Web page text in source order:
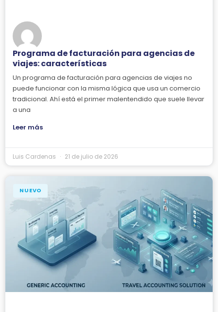
Programa de facturación para agencias de
viajes: características
Un programa de facturación para agencias de viajes no
puede funcionar con la misma lógica que usa un comercio
tradicional. Ahí está el primer malentendido que suele llevar
a una
Leer más
Luis Cardenas 21 de julio de 2026
NUEVO